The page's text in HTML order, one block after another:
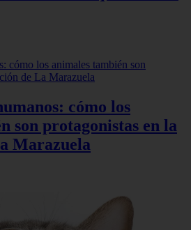
cómo los
son protagonistas en la
Marazuela